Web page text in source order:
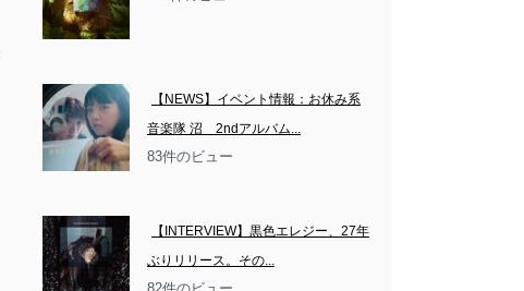
【NEWS】イベント情報：お休み系
音楽隊 沼　2ndアルバム...
83件のビュー
【INTERVIEW】黒色エレジー、27年
ぶりリリース。その...